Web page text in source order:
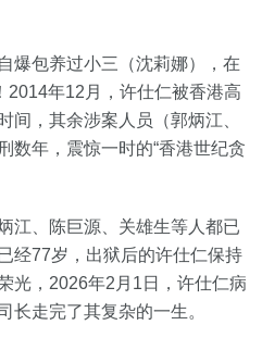
爆包养过小三（沈莉娜），在
2014年12月，许仕仁被香港高
间，其余涉案人员（郭炳江、
数年，震惊一时的“香港世纪贪
江、陈巨源、关雄生等人都已
经77岁，出狱后的许仕仁保持
光，2026年2月1日，许仕仁病
长走完了其复杂的一生。